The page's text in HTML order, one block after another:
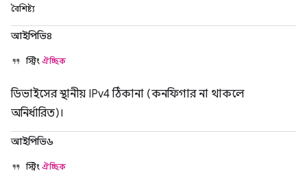
বৈশিষ্ট্য
আইপিভি৪
স্ট্রিং ঐচ্ছিক
ডিভাইসের স্থানীয় IPv4 ঠিকানা (কনফিগার না থাকলে
অনির্ধারিত)।
আইপিভি৬
স্ট্রিং ঐচ্ছিক